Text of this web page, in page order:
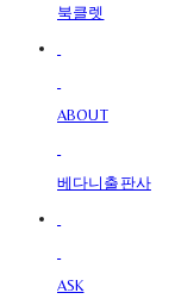
북클렛
ABOUT
베다니출판사
ASK